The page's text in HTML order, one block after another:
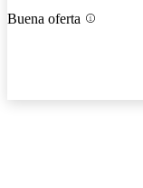
Buena oferta